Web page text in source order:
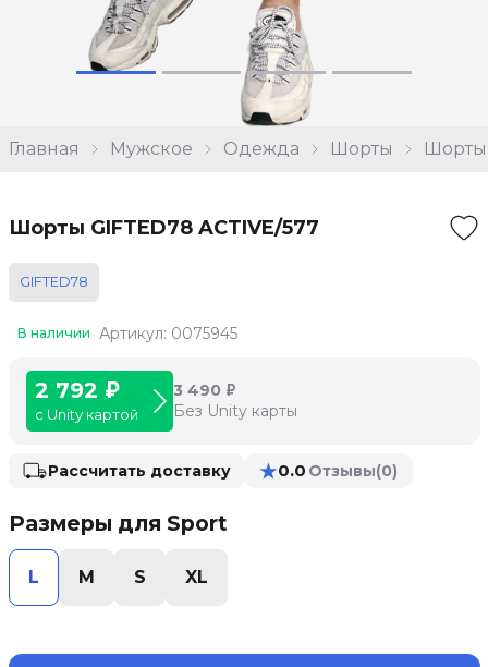
Главная Мужское Одежда Шорты Шорты
Шорты GIFTED78 ACTIVE/577
GIFTED78
В наличии Артикул: 0075945
2 792 ₽
с Unity картой
3 490 ₽
Без Unity карты
Рассчитать доставку ★0.0 Отзывы(0)
Размеры для Sport
L M S XL